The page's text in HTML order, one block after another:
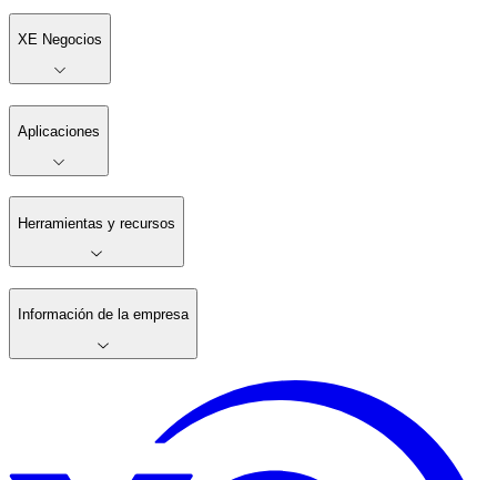
XE Negocios
Aplicaciones
Herramientas y recursos
Información de la empresa